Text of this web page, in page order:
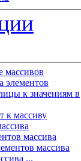
массивов
элементов
к значениям в
к массиву
массива
массива
...